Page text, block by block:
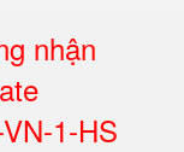
nhận
1-HS